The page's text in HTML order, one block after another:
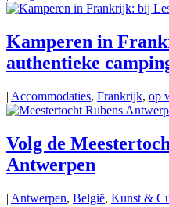
Kamperen in
authentieke
| Accommodaties, Frankrijk, op
Volg de
Antwerpen
| Antwerpen, België, Kunst &